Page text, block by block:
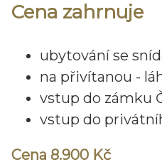
Cena zahrnuje
ubytování se
na přivítanou -
vstup do zámku
vstup do
Cena 8.900 Kč